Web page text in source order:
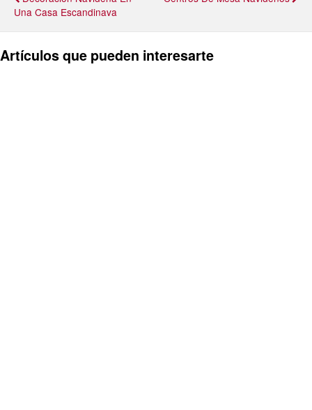
Una Casa Escandinava
Artículos que pueden interesarte